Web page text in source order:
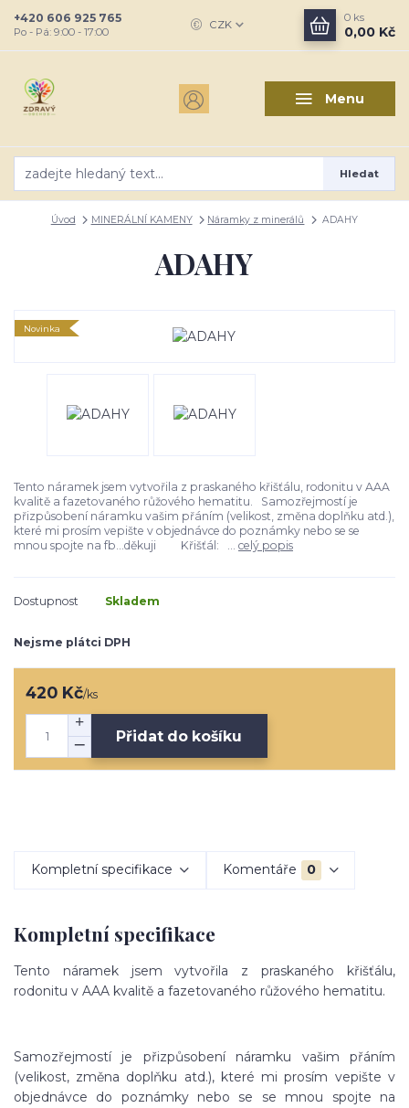
Menu
CZK
Hledat
+420 606 925 765
Po - Pá: 9:00 - 17:00
0 ks
0,00 Kč
Úvod MINERÁLNÍ KAMENY Náramky z minerálů ADAHY
ADAHY
Novinka
Tento náramek jsem vytvořila z praskaného křišťálu, rodonitu v AAA
kvalitě a fazetovaného růžového hematitu. Samozřejmostí je
přizpůsobení náramku vašim přáním (velikost, změna doplňku atd.),
které mi prosím vepište v objednávce do poznámky nebo se se
mnou spojte na fb...děkuji Křišťál: ... celý popis
Dostupnost Skladem
Nejsme plátci DPH
420 Kč/ks
Přidat do košíku
Kompletní specifikace Komentáře 0
Kompletní specifikace
Tento náramek jsem vytvořila z praskaného křišťálu,
rodonitu v AAA kvalitě a fazetovaného růžového hematitu.
Samozřejmostí je přizpůsobení náramku vašim přáním
(velikost, změna doplňku atd.), které mi prosím vepište v
objednávce do poznámky nebo se se mnou spojte na